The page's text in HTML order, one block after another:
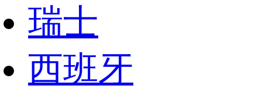
瑞士
西班牙